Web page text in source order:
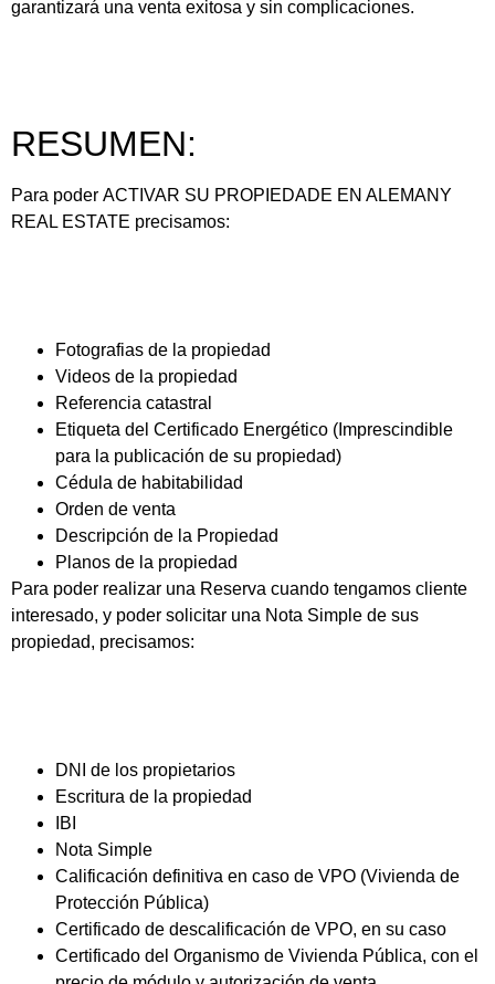
garantizará una venta exitosa y sin complicaciones.
RESUMEN:
Para poder ACTIVAR SU PROPIEDADE EN ALEMANY
REAL ESTATE precisamos:
Fotografias de la propiedad
Videos de la propiedad
Referencia catastral
Etiqueta del Certificado Energético (Imprescindible
para la publicación de su propiedad)
Cédula de habitabilidad
Orden de venta
Descripción de la Propiedad
Planos de la propiedad
Para poder realizar una Reserva cuando tengamos cliente
interesado, y poder solicitar una Nota Simple de sus
propiedad, precisamos:
DNI de los propietarios
Escritura de la propiedad
IBI
Nota Simple
Calificación definitiva en caso de VPO (Vivienda de
Protección Pública)
Certificado de descalificación de VPO, en su caso
Certificado del Organismo de Vivienda Pública, con el